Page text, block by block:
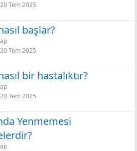
20 Tem 2025
başlar?
20 Tem 2025
bir hastalıktır?
20 Tem 2025
Yenmemesi